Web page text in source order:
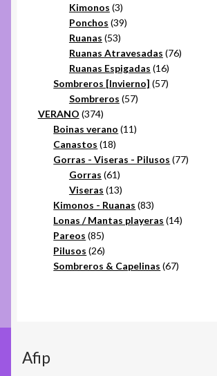
Kimonos 33
productos
Ponchos 3939
Ruanas 5353
productos
Ruanas Atravesadas 7676
Ruanas Espigadas 1616
productos
Sombreros [Invierno] 5757
Sombreros 5757
VERANO 374374
productos
Boinas verano 1111
Canastos 1818
productos
Gorras - Viseras - Pilusos 7777
Gorras 6161
productos
Viseras 1313
productos
Kimonos - Ruanas 8383
productos
Lonas / Mantas playeras 1414
Pareos 8585
productos
Pilusos 2626
productos
Sombreros & Capelinas 6767
Afip